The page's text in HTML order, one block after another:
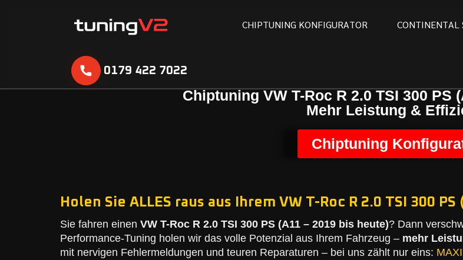
CHIPTUNING KONFIGURATOR CONTINENTAL
0179 422 7022
Chiptuning VW T-Roc R 2.0 TSI 300 PS
Mehr Leistung &
Chiptuning
Holen Sie ALLES raus aus Ihrem VW T-Roc R 2.0 TSI 300
Sie fahren einen VW T-Roc R 2.0 TSI 300 PS (A11 – 2019 bis heute)? Dann
Performance-Tuning holen wir das volle Potenzial aus Ihrem Fahrzeug – mehr
mit nervigen Fehlermeldungen und teuren Reparaturen – bei uns zählt nur eins: